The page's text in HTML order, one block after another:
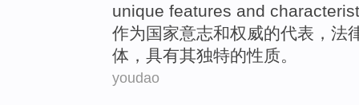
unique features and
作为 国家意志和权威的代表 ， 法
体 ， 具有其独特的性质。
youdao